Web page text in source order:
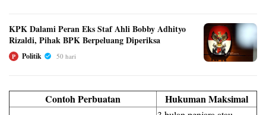
KPK Dalami Peran Eks Staf Ahli Bobby Adhityo
Rizaldi, Pihak BPK Berpeluang Diperiksa
P Politik 50 hari
Contoh Perbuatan Hukuman Maksimal